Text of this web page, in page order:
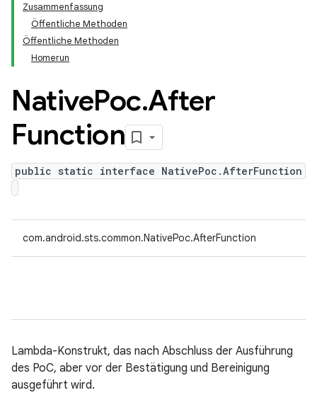
Zusammenfassung
Öffentliche Methoden
Öffentliche Methoden
Homerun
NativePoc.After
Function
public static interface NativePoc.AfterFunction
com.android.sts.common.NativePoc.AfterFunction
Lambda-Konstrukt, das nach Abschluss der Ausführung
des PoC, aber vor der Bestätigung und Bereinigung
ausgeführt wird.